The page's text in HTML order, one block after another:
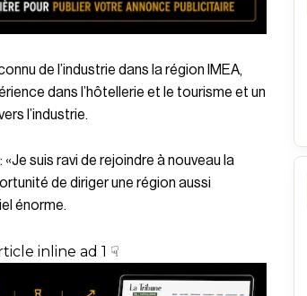
de l’industrie dans la région IMEA,
dans l’hôtellerie et le tourisme et un
l’industrie.
suis ravi de rejoindre à nouveau la
de diriger une région aussi
énorme.
inline ad 1 ☟